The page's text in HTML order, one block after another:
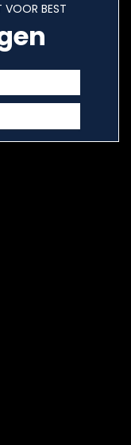
VOOR BEST